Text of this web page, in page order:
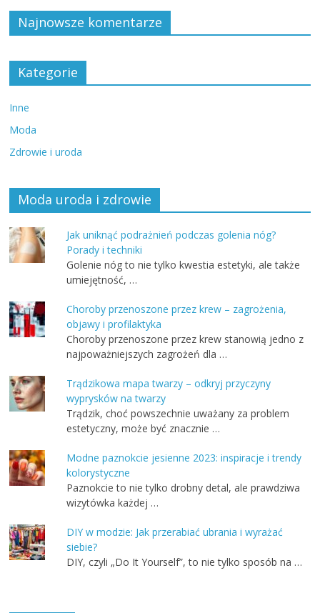
Najnowsze komentarze
Kategorie
Inne
Moda
Zdrowie i uroda
Moda uroda i zdrowie
Jak uniknąć podrażnień podczas golenia nóg?
Porady i techniki
Golenie nóg to nie tylko kwestia estetyki, ale także
umiejętność, …
Choroby przenoszone przez krew – zagrożenia,
objawy i profilaktyka
Choroby przenoszone przez krew stanowią jedno z
najpoważniejszych zagrożeń dla …
Trądzikowa mapa twarzy – odkryj przyczyny
wyprysków na twarzy
Trądzik, choć powszechnie uważany za problem
estetyczny, może być znacznie …
Modne paznokcie jesienne 2023: inspiracje i trendy
kolorystyczne
Paznokcie to nie tylko drobny detal, ale prawdziwa
wizytówka każdej …
DIY w modzie: Jak przerabiać ubrania i wyrażać
siebie?
DIY, czyli „Do It Yourself”, to nie tylko sposób na …